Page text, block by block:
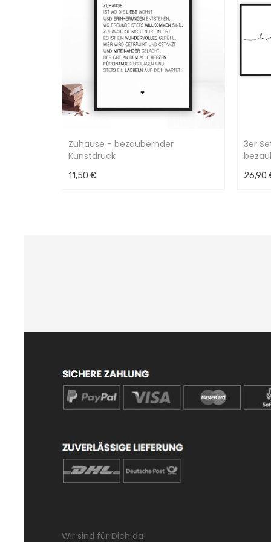
Zuhause - bezaubernder
Kunstdruck
11,50 €
3er
26,90
Wir sind für Dich da!